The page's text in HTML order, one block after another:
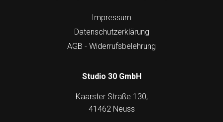
Impressum
Datenschutzerklärung
AGB - Widerrufsbelehrung
Studio 30 GmbH
Kaarster Straße 130,
41462 Neuss